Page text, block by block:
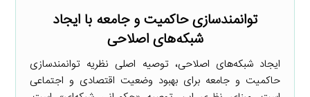
توانمندسازی حاکمیت و جامعه با ایجاد
شبکه‌های اصلاحی
ایجاد شبکه‌های اصلاحی،‌ توصیه اصلی نظریه توانمندسازی
حاکمیت و جامعه برای بهبود وضعیت اقتصادی و اجتماعی